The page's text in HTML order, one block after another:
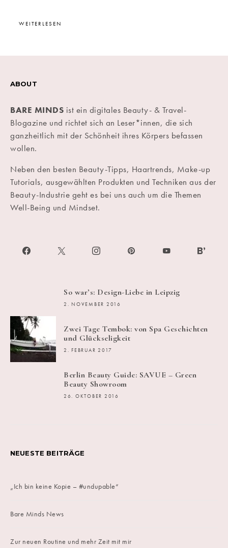
WEITERLESEN
ABOUT
BARE MINDS ist ein digitales Beauty- & Travel-
Blogazine und richtet sich an Leser*innen, die sich
ganzheitlich mit der Schönheit ihres Körpers befassen
wollen.
Neben den besten Beauty-Tipps, Haartrends, Make-up
Tutorials, ausgewählten Produkten und Techniken aus der
Beauty-Industrie geht es bei uns auch um die Themen
Well-Being und Mindset.
So war’s: Design-Liebe in Leipzig
2. NOVEMBER 2016
Zwei Tage Tembok: von Spa Geschichten
und Glückseligkeit
2. FEBRUAR 2017
Berlin Beauty Guide: SAVUE – Green
Beauty Showroom
26. OKTOBER 2016
NEUESTE BEITRÄGE
„Ich bin keine Kopie – #undupable“
Bare Minds News
Zur neuen Routine und mehr Zeit mit mir